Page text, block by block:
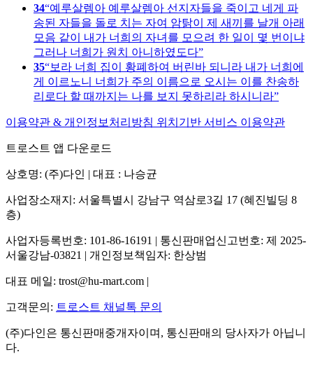
34 예루살렘아 예루살렘아 선지자들을 죽이고 네게 파
송된 자들을 돌로 치는 자여 암탉이 제 새끼를 날개 아래
모음 같이 내가 너희의 자녀를 모으려 한 일이 몇 번이냐
그러나 너희가 원치 아니하였도다
35 보라 너희 집이 황폐하여 버린바 되니라 내가 너희에
게 이르노니 너희가 주의 이름으로 오시는 이를 찬송하
리로다 할 때까지는 나를 보지 못하리라 하시니라
이용약관 & 개인정보처리방침 위치기반 서비스 이용약관
트로스트 앱 다운로드
상호명: (주)다인 | 대표 : 나승균
사업장소재지: 서울특별시 강남구 역삼로3길 17 (혜진빌딩 8
층)
사업자등록번호: 101-86-16191 | 통신판매업신고번호: 제 2025-
서울강남-03821 | 개인정보책임자: 한상범
대표 메일: trost@hu-mart.com |
고객문의: 트로스트 채널톡 문의
(주)다인은 통신판매중개자이며, 통신판매의 당사자가 아닙니
다.